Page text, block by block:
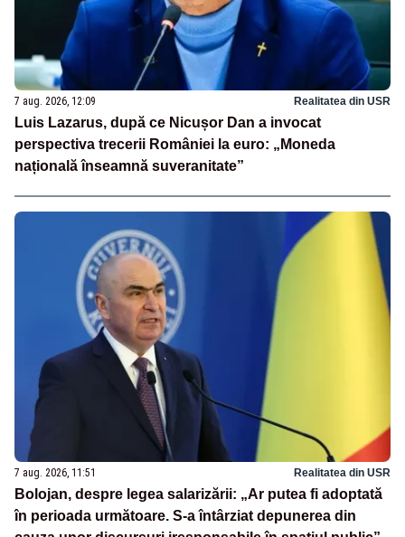
7 aug. 2026, 12:09 Realitatea din USR
Luis Lazarus, după ce Nicușor Dan a invocat
perspectiva trecerii României la euro: „Moneda
națională înseamnă suveranitate”
7 aug. 2026, 11:51 Realitatea din USR
Bolojan, despre legea salarizării: „Ar putea fi adoptată
în perioada următoare. S-a întârziat depunerea din